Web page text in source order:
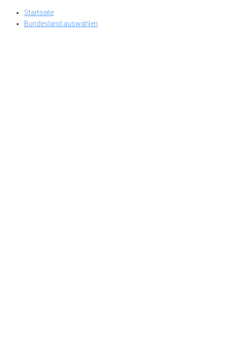
Skip
Startseite
Bundesland auswählen